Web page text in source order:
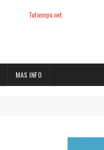
Tutiempo.net
MAS INFO